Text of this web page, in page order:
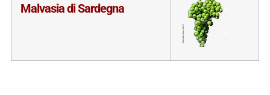
Malvasia di Sardegna